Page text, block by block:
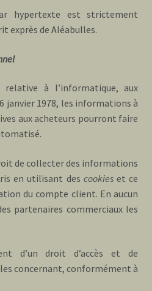
hypertexte est strictement
exprès de Aléabulles.
à l’informatique, aux
janvier 1978, les informations à
aux acheteurs pourront faire
de collecter des informations
en utilisant des cookieset ce
du compte client. En aucun
partenaires commerciaux les
d’un droit d’accès et de
concernant, conformément à